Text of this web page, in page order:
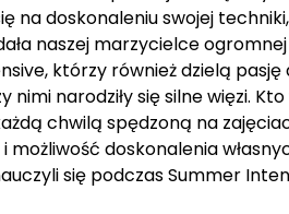
na doskonaleniu swojej
naszej marzycielce
którzy również dzielą
narodziły się silne więzi.
chwilą spędzoną na
doskonalenia
się podczas Summer